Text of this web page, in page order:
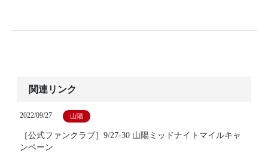
関連リンク
2022/09/27 山陽
［公式ファンクラブ］9/27-30 山陽ミッドナイトマイルキャ
ンペーン